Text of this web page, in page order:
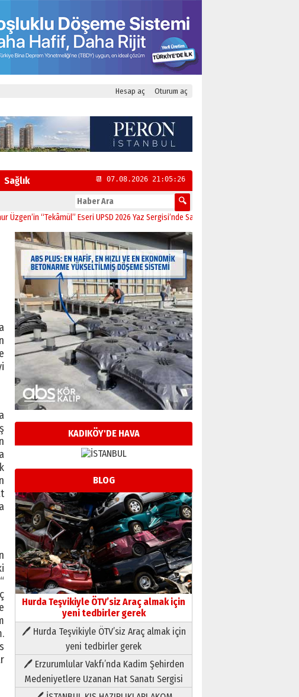
Hesap aç Oturum aç
Sağlık 📆 07.08.2026 21:05:27
“Tekâmül” Eseri UPSD 2026 Yaz Sergisi’nde Sanatseverlerle Buluştu
KADIKÖY'DE HAVA
BLOG
Hurda Teşvikiyle ÖTV’siz Araç almak için
yeni tedbirler gerek
🖊 Hurda Teşvikiyle ÖTV’siz Araç almak için
yeni tedbirler gerek
🖊 Erzurumlular Vakfı’nda Kadim Şehirden
Medeniyetlere Uzanan Hat Sanatı Sergisi
Neşat YALÇIN
Paranın Aile Kültüründeki Yeri
03 Ağustos 2026 Pazartesi